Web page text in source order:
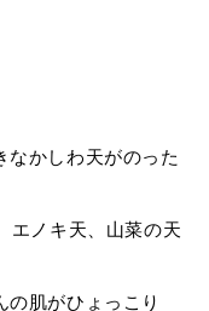
なかしわ天がのった
エノキ天、山菜の天
肌がひょっこり